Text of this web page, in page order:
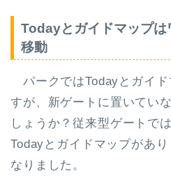
Todayとガイドマップは
移動
パークではTodayとガイド
すが、新ゲートに置いてい
しょうか？従来型ゲートで
Todayとガイドマップがあ
なりました。